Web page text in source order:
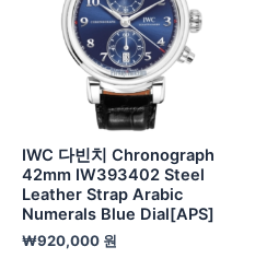
IWC 다빈치 Chronograph
42mm IW393402 Steel
Leather Strap Arabic
Numerals Blue Dial[APS]
₩920,000 원